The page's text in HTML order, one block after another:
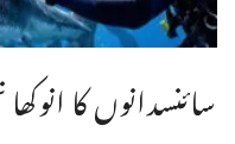
سائنسدانوں کا